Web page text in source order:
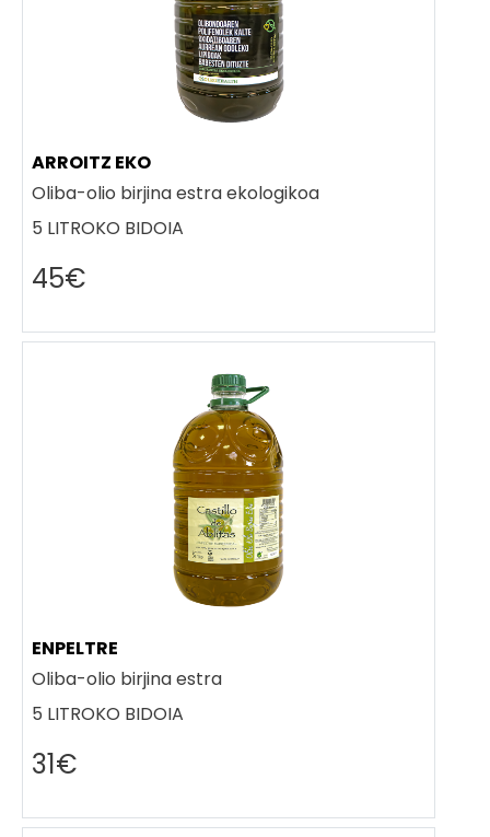
ARROITZ EKO
Oliba-olio birjina estra ekologikoa
5 LITROKO BIDOIA
45€
ENPELTRE
Oliba-olio birjina estra
5 LITROKO BIDOIA
31€